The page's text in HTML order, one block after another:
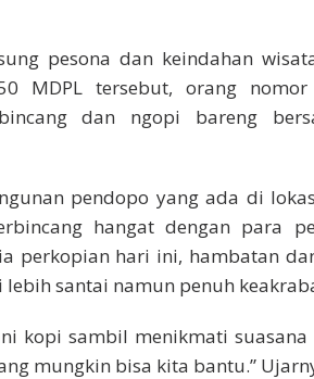
pesona dan keindahan
MDPL tersebut, orang
dan ngopi bareng
pendopo yang ada di
hangat dengan para
perkopian hari ini, hambatan
santai namun penuh
kopi sambil menikmati suasana
mungkin bisa kita bantu.”